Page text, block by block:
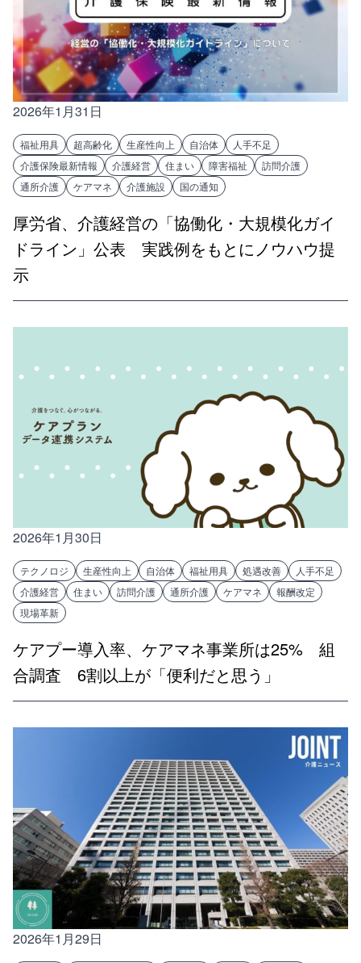
2026年1月31日
福祉用具 超高齢化 生産性向上 自治体
人手不足
介護保険最新情報
介護経営 住まい 障害福祉
訪問介護
通所介護
ケアマネ 介護施設 国の通知
厚労省、介護経営の「協働化・大規模化ガイ
ドライン」公表 実践例をもとにノウハウ提
示
2026年1月30日
テクノロジ 生産性向上 自治体 福祉用具 処遇改善
人手不足
介護経営
住まい 訪問介護 通所介護 ケアマネ
報酬改定
現場革新
ケアプー導入率、ケアマネ事業所は25% 組
合調査 6割以上が「便利だと思う」
2026年1月29日